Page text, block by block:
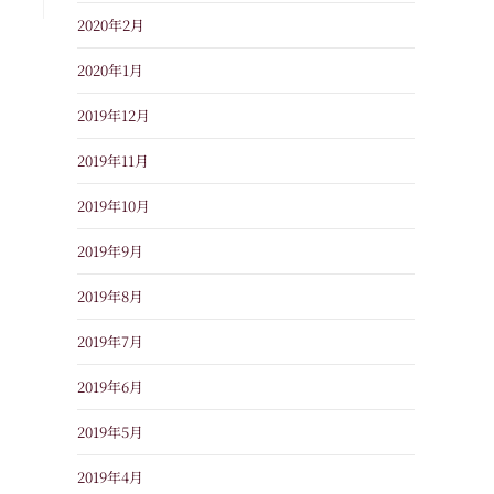
2020年2月
2020年1月
2019年12月
2019年11月
2019年10月
2019年9月
2019年8月
2019年7月
2019年6月
2019年5月
2019年4月